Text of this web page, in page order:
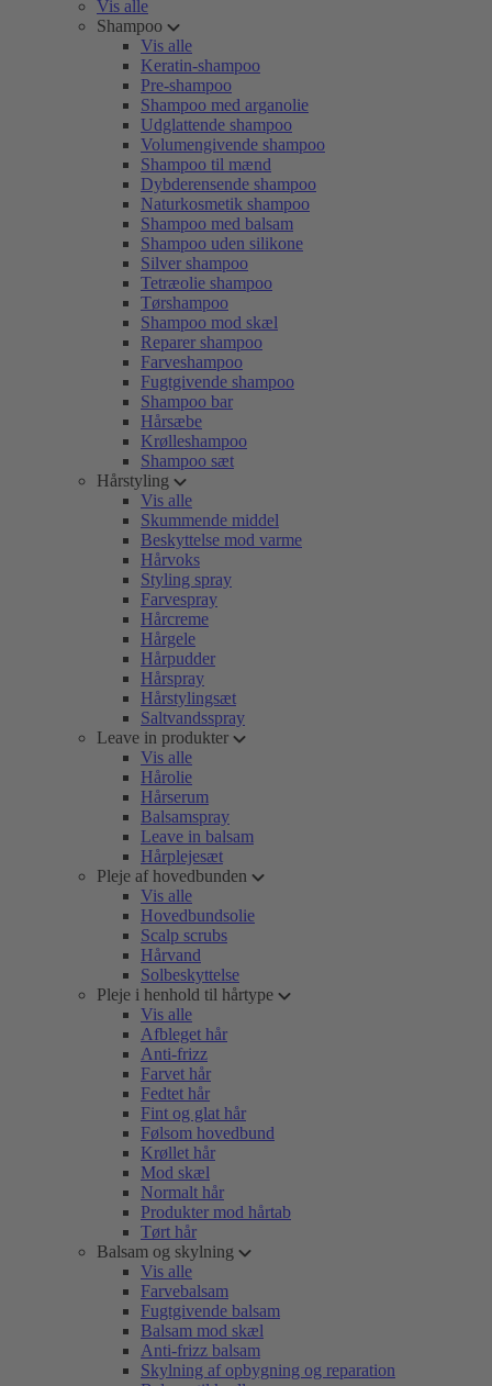
Vis alle
Shampoo
Vis alle
Keratin-shampoo
Pre-shampoo
Shampoo med arganolie
Udglattende shampoo
Volumengivende shampoo
Shampoo til mænd
Dybderensende shampoo
Naturkosmetik shampoo
Shampoo med balsam
Shampoo uden silikone
Silver shampoo
Tetræolie shampoo
Tørshampoo
Shampoo mod skæl
Reparer shampoo
Farveshampoo
Fugtgivende shampoo
Shampoo bar
Hårsæbe
Krølleshampoo
Shampoo sæt
Hårstyling
Vis alle
Skummende middel
Beskyttelse mod varme
Hårvoks
Styling spray
Farvespray
Hårcreme
Hårgele
Hårpudder
Hårspray
Hårstylingsæt
Saltvandsspray
Leave in produkter
Vis alle
Hårolie
Hårserum
Balsamspray
Leave in balsam
Hårplejesæt
Pleje af hovedbunden
Vis alle
Hovedbundsolie
Scalp scrubs
Hårvand
Solbeskyttelse
Pleje i henhold til hårtype
Vis alle
Afbleget hår
Anti-frizz
Farvet hår
Fedtet hår
Fint og glat hår
Følsom hovedbund
Krøllet hår
Mod skæl
Normalt hår
Produkter mod hårtab
Tørt hår
Balsam og skylning
Vis alle
Farvebalsam
Fugtgivende balsam
Balsam mod skæl
Anti-frizz balsam
Skylning af opbygning og reparation